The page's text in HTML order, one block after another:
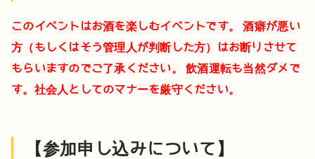
このイベントはお酒を楽しむイベントです。
酒癖が悪い
方（もしくはそう管理人が判断した方）はお断りさせて
もらいますのでご了承ください。
飲酒運転も当然ダメで
す。社会人としてのマナーを厳守ください。
【参加申し込みについて】